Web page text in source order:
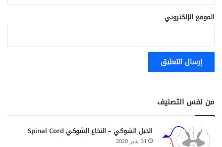
الموقع الإلكتروني
من نفس التصنيف
الحبل الشوكي – النخاع الشوكي Spinal Cord
31 يناير 2020